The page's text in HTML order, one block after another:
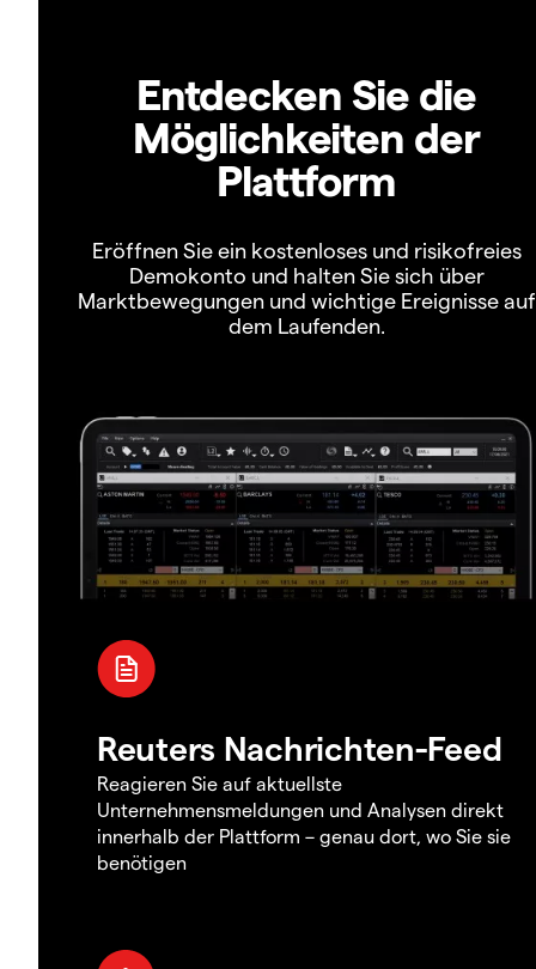
Entdecken Sie die
Möglichkeiten der
Plattform
Eröffnen Sie ein kostenloses und risikofreies
Demokonto und halten Sie sich über
Marktbewegungen und wichtige Ereignisse auf
dem Laufenden.
Reuters Nachrichten-Feed
Reagieren Sie auf aktuellste
Unternehmensmeldungen und Analysen direkt
innerhalb der Plattform – genau dort, wo Sie sie
benötigen